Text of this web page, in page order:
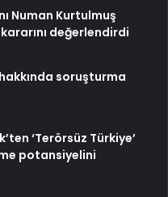
Numan Kurtulmuş
kararını değerlendirdi
soruşturma
‘Terörsüz Türkiye’
potansiyelini